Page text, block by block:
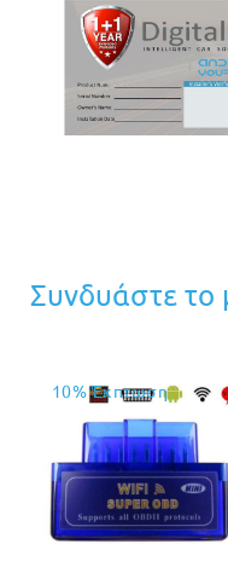
Συνδυάστε το
10% Έκπτωση